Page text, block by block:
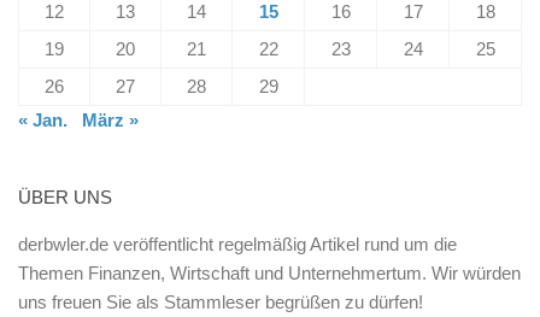
12
13 14 15 16 17
18
19
20 21 22 23 24
25
26
27 28
29
« Jan.
März »
ÜBER UNS
derbwler.de veröffentlicht regelmäßig Artikel rund um die
Themen Finanzen, Wirtschaft und Unternehmertum. Wir würden
uns freuen Sie als Stammleser begrüßen zu dürfen!